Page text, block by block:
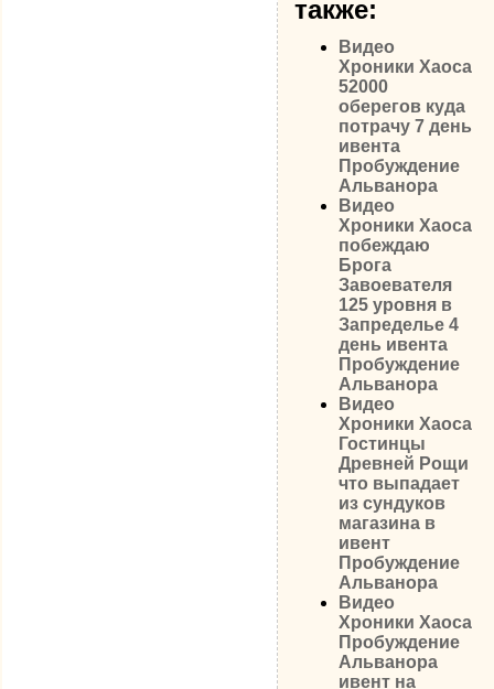
также:
Видео
Хроники Хаоса
52000
оберегов куда
потрачу 7 день
ивента
Пробуждение
Альванора
Видео
Хроники Хаоса
побеждаю
Брога
Завоевателя
125 уровня в
Запределье 4
день ивента
Пробуждение
Альванора
Видео
Хроники Хаоса
Гостинцы
Древней Рощи
что выпадает
из сундуков
магазина в
ивент
Пробуждение
Альванора
Видео
Хроники Хаоса
Пробуждение
Альванора
ивент на